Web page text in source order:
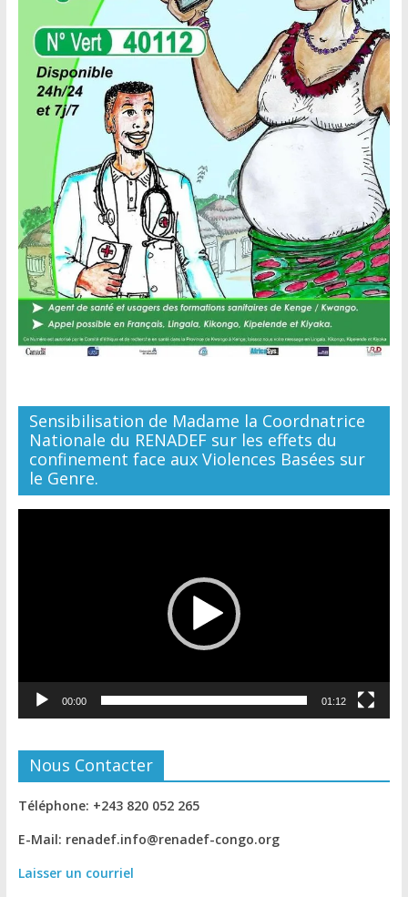
Sensibilisation de Madame la Coordnatrice
Nationale du RENADEF sur les effets du
confinement face aux Violences Basées sur
le Genre.
00:00 01:12
Nous Contacter
Téléphone: +243 820 052 265
E-Mail: renadef.info@renadef-congo.org
Laisser un courriel